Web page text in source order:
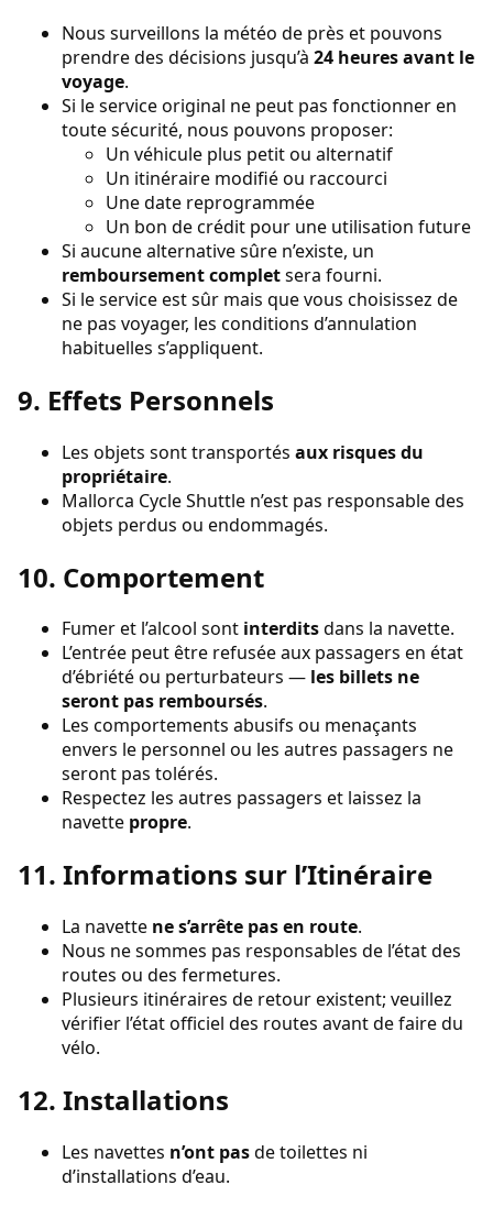
Nous surveillons la météo de près et pouvons
prendre des décisions jusqu’à 24 heures avant le
voyage.
Si le service original ne peut pas fonctionner en
toute sécurité, nous pouvons proposer:
Un véhicule plus petit ou alternatif
Un itinéraire modifié ou raccourci
Une date reprogrammée
Un bon de crédit pour une utilisation future
Si aucune alternative sûre n’existe, un
remboursement completsera fourni.
Si le service est sûr mais que vous choisissez de
ne pas voyager, les conditions d’annulation
habituelles s’appliquent.
9. Effets Personnels
Les objets sont transportés aux risques du
propriétaire.
Mallorca Cycle Shuttle n’est pas responsable des
objets perdus ou endommagés.
10. Comportement
Fumer et l’alcool sont interditsdans la navette.
L’entrée peut être refusée aux passagers en état
d’ébriété ou perturbateurs — les billets ne
seront pas remboursés.
Les comportements abusifs ou menaçants
envers le personnel ou les autres passagers ne
seront pas tolérés.
Respectez les autres passagers et laissez la
navette propre.
11. Informations sur l’Itinéraire
La navette ne s’arrête pas en route.
Nous ne sommes pas responsables de l’état des
routes ou des fermetures.
Plusieurs itinéraires de retour existent; veuillez
vérifier l’état officiel des routes avant de faire du
vélo.
12. Installations
Les navettes n’ont pasde toilettes ni
d’installations d’eau.